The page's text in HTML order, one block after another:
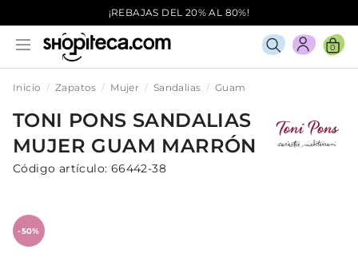
¡REBAJAS DEL 20% AL 80%!
0
Inicio Zapatos Mujer Sandalias Guam
TONI PONS SANDALIAS
MUJER GUAM MARRÓN
Código artículo: 66442-38
-50%